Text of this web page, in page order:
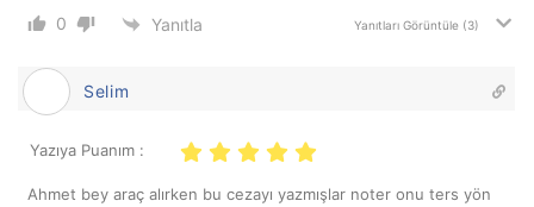
0 Yanıtla Yanıtları Görüntüle (3)
Selim
Yazıya Puanım :
Ahmet bey araç alırken bu cezayı yazmışlar noter onu ters yön